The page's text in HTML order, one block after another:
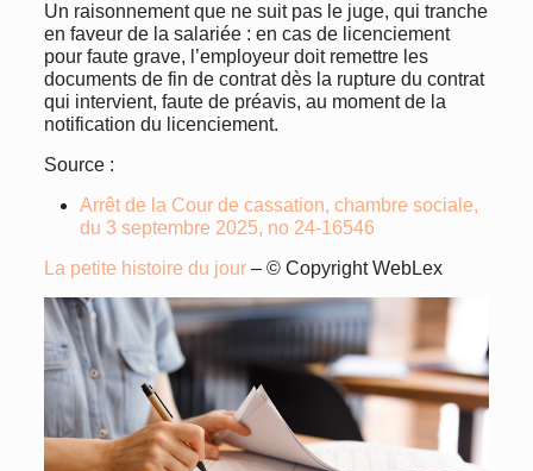
Un raisonnement que ne suit pas le juge, qui tranche
en faveur de la salariée : en cas de licenciement
pour faute grave, l’employeur doit remettre les
documents de fin de contrat dès la rupture du contrat
qui intervient, faute de préavis, au moment de la
notification du licenciement.
Source :
Arrêt de la Cour de cassation, chambre sociale,
du 3 septembre 2025, no 24-16546
La petite histoire du jour– © Copyright WebLex